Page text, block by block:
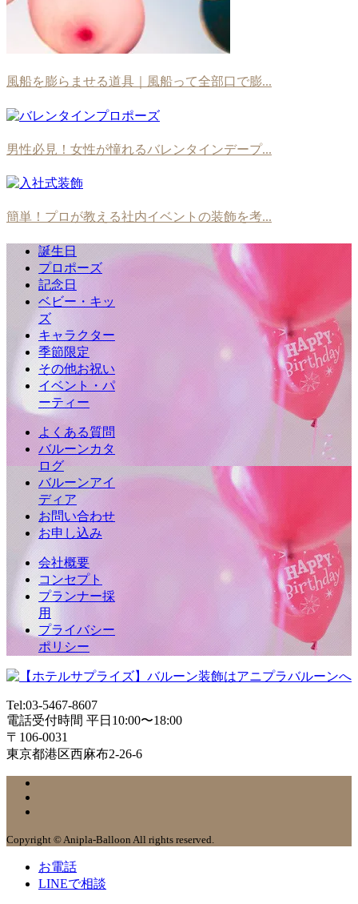
風船を膨らませる道具｜風船って全部口で膨...
男性必見！女性が憧れるバレンタインデープ...
簡単！プロが教える社内イベントの装飾を考...
誕生日
プロポーズ
記念日
ベビー・キッ
ズ
キャラクター
季節限定
その他お祝い
イベント・パ
ーティー
よくある質問
バルーンカタ
ログ
バルーンアイ
ディア
お問い合わせ
お申し込み
会社概要
コンセプト
プランナー採
用
プライバシー
ポリシー
Tel:03-5467-8607
電話受付時間 平日10:00〜18:00
〒106-0031
東京都港区西麻布2-26-6
Copyright © Anipla-Balloon All rights reserved.
お電話
LINEで相談